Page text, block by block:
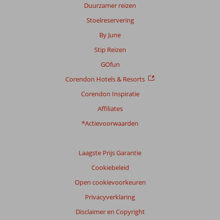
Duurzamer reizen
Stoelreservering
By June
Stip Reizen
GOfun
Corendon Hotels & Resorts
Corendon Inspiratie
Affiliates
*Actievoorwaarden
Laagste Prijs Garantie
Cookiebeleid
Open cookievoorkeuren
Privacyverklaring
Disclaimer en Copyright